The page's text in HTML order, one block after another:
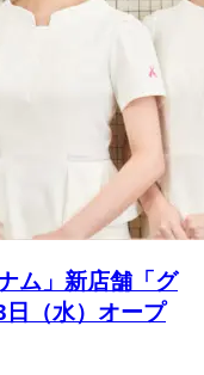
ム」新店舗「グ
（水）オープ